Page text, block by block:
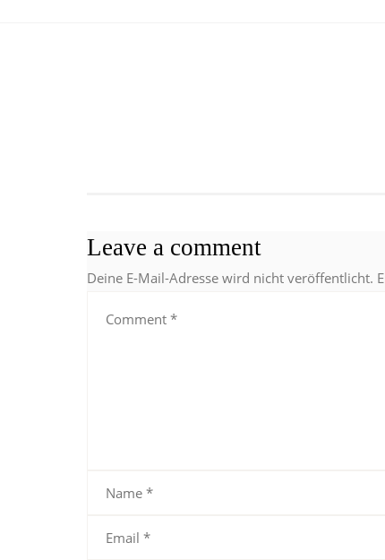
Leave a comment
Deine E-Mail-Adresse wird nicht veröffentlicht.